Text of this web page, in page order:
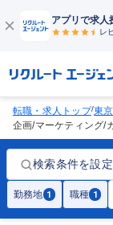
アプリで求人
レ
転職・求人トップ/東
企画/マーケティング/
検索条件を設
勤務地 1 職種 1